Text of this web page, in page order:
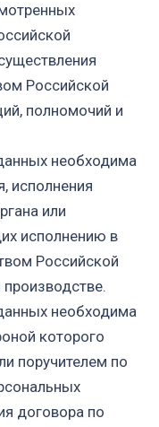
Российской
полномочий и
необходима
исполнения
или
исполнению в
Российской
необходима
которого
поручителем по
договора по